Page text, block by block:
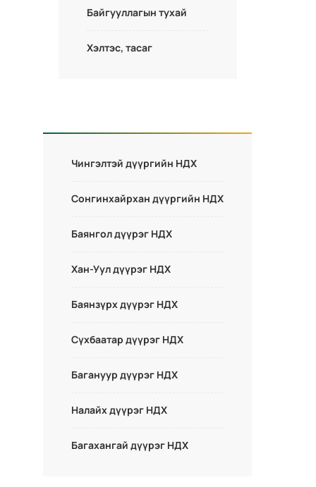
Байгууллагын тухай
Хэлтэс, тасаг
Чингэлтэй дүүргийн НДХ
Сонгинхайрхан дүүргийн НДХ
Баянгол дүүрэг НДХ
Хан-Уул дүүрэг НДХ
Баянзүрх дүүрэг НДХ
Сүхбаатар дүүрэг НДХ
Багануур дүүрэг НДХ
Налайх дүүрэг НДХ
Багахангай дүүрэг НДХ